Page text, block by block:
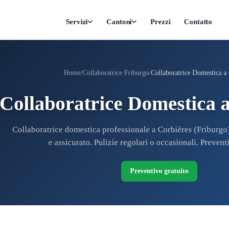
Servizi Cantoni Prezzi Contatto
Home Collaboratrice Friburgo Collaboratrice Domestica a
Collaboratrice Domestica
Collaboratrice domestica professionale a Corbières
e assicurato. Pulizie regolari o occasionali.
Preventivo gratuito